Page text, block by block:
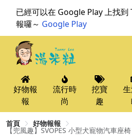
已經可以在 Google Play 上找
報囉～ Google Play
好物報
報
流行時
尚
挖寶
趣
首頁 好物報報
【兜風趣】SVOPES 小型犬寵物汽車座